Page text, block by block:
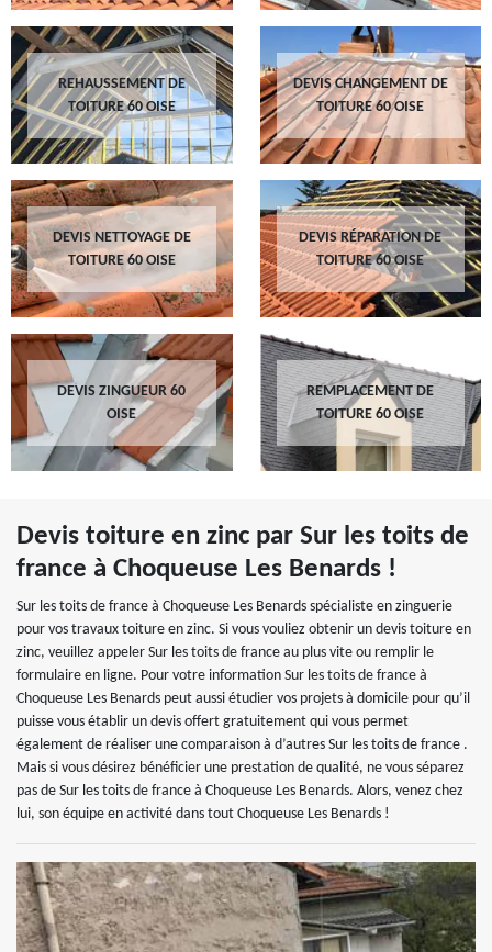
REHAUSSEMENT DE
TOITURE 60 OISE
DEVIS CHANGEMENT DE
TOITURE 60 OISE
DEVIS NETTOYAGE DE
TOITURE 60 OISE
DEVIS RÉPARATION DE
TOITURE 60 OISE
DEVIS ZINGUEUR 60
OISE
REMPLACEMENT DE
TOITURE 60 OISE
Devis toiture en zinc par Sur les toits de
france à Choqueuse Les Benards !
Sur les toits de france à Choqueuse Les Benards spécialiste en zinguerie
pour vos travaux toiture en zinc. Si vous vouliez obtenir un devis toiture en
zinc, veuillez appeler Sur les toits de france au plus vite ou remplir le
formulaire en ligne. Pour votre information Sur les toits de france à
Choqueuse Les Benards peut aussi étudier vos projets à domicile pour qu’il
puisse vous établir un devis offert gratuitement qui vous permet
également de réaliser une comparaison à d’autres Sur les toits de france .
Mais si vous désirez bénéficier une prestation de qualité, ne vous séparez
pas de Sur les toits de france à Choqueuse Les Benards. Alors, venez chez
lui, son équipe en activité dans tout Choqueuse Les Benards !